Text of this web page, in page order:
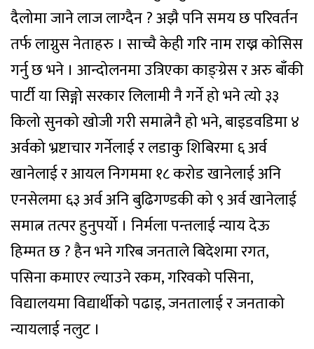
दैलोमा जाने लाज लाग्दैन ? अझै पनि समय छ परिवर्तन
तर्फ लाग्नुस नेताहरु । साच्चै केही गरि नाम राख्न कोसिस
गर्नु छ भने । आन्दोलनमा उत्रिएका काङ्ग्रेस र अरु बाँकी
पार्टी या सिङ्गो सरकार लिलामी नै गर्ने हो भने त्यो ३३
किलो सुनको खोजी गरी समात्नेनै हो भने, बाइडवडिमा ४
अर्वको भ्रष्टाचार गर्नेलाई र लडाकु शिबिरमा ६ अर्व
खानेलाई र आयल निगममा १८ करोड खानेलाई अनि
एनसेलमा ६३ अर्व अनि बुढिगण्डकी को ९ अर्व खानेलाई
समात्न तत्पर हुनुपर्यो । निर्मला पन्तलाई न्याय देऊ
हिम्मत छ ? हैन भने गरिब जनताले बिदेशमा रगत,
पसिना कमाएर ल्याउने रकम, गरिवको पसिना,
विद्यालयमा विद्यार्थीको पढाइ, जनतालाई र जनताको
न्यायलाई नलुट ।